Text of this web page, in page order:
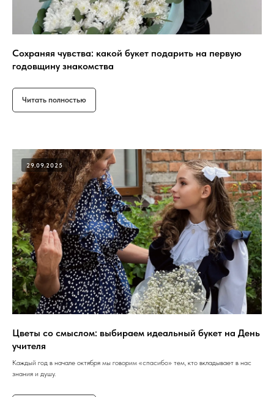
Сохраняя чувства: какой букет подарить на первую
годовщину знакомства
Читать полностью
29.09.2025
Цветы со смыслом: выбираем идеальный букет на День
учителя
Каждый год в начале октября мы говорим «спасибо» тем, кто вкладывает в нас
знания и душу.